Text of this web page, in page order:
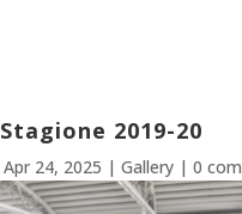
Stagione 2019-20
Apr 24, 2025 | Gallery| 0